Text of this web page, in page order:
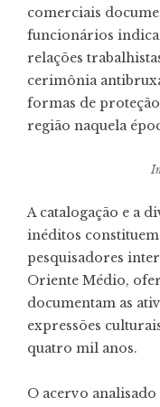
comerciais
funcionários
relações
cerimônia
formas de
região naquela
A catalogação e a
inéditos
pesquisadores
Oriente Médio,
documentam as
expressões
quatro mil anos.
O acervo